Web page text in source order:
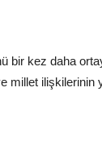
bir kez daha
ilişkilerinin